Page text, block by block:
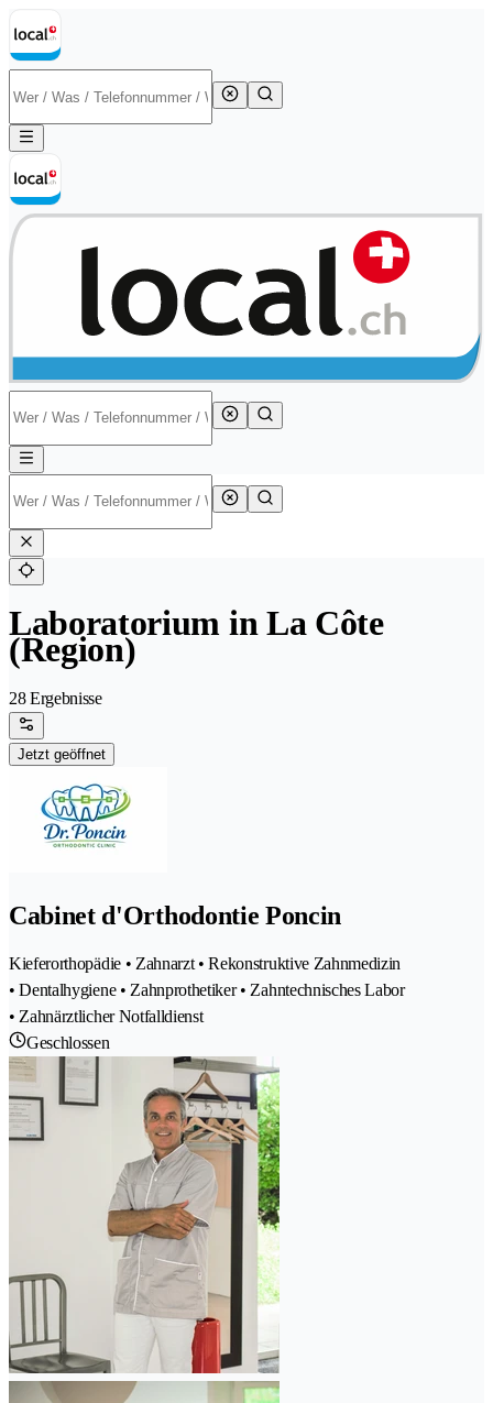
Laboratorium in La Côte
(Region)
28 Ergebnisse
Jetzt geöffnet
Cabinet d'Orthodontie Poncin
Kieferorthopädie • Zahnarzt • Rekonstruktive Zahnmedizin
• Dentalhygiene • Zahnprothetiker • Zahntechnisches Labor
• Zahnärztlicher Notfalldienst
Geschlossen